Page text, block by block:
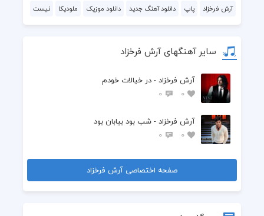
آرش فرخزاد پاپ دانلود آهنگ جدید دانلود موزیک ملودیکا نیست
سایر آهنگهای آرش فرخزاد
آرش فرخزاد - در خیالات خودم
0
0
آرش فرخزاد - شب بود بیابان بود
0
0
صفحه اختصاصی آرش فرخزاد